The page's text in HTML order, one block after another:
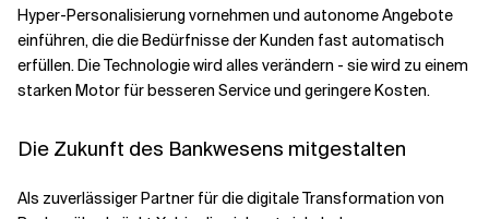
Hyper-Personalisierung vornehmen und autonome Angebote
einführen, die die Bedürfnisse der Kunden fast automatisch
erfüllen. Die Technologie wird alles verändern - sie wird zu einem
starken Motor für besseren Service und geringere Kosten.
Die Zukunft des Bankwesens mitgestalten
Als zuverlässiger Partner für die digitale Transformation von